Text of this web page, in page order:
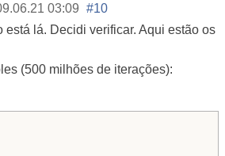
03:09 #10
está lá. Decidi verificar. Aqui estão os
(500 milhões de iterações):